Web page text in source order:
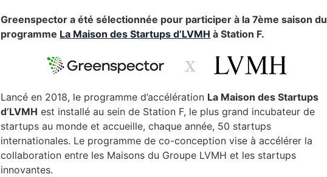
Greenspector a été sélectionnée pour participer à la 7ème saison du
programme La Maison des Startups d’LVMH à Station F.
Lancé en 2018, le programme d’accélération La Maison des Startups
d’LVMH est installé au sein de Station F, le plus grand incubateur de
startups au monde et accueille, chaque année, 50 startups
internationales. Le programme de co-conception vise à accélérer la
collaboration entre les Maisons du Groupe LVMH et les startups
innovantes.